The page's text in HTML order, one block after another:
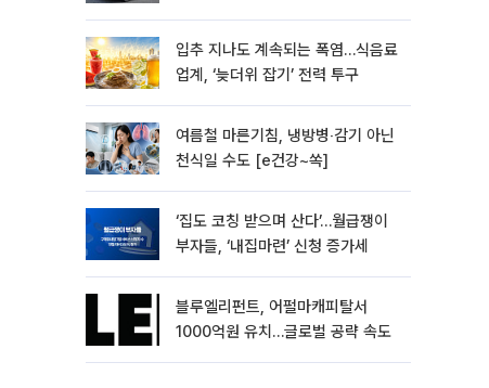
입추 지나도 계속되는 폭염…식음료
업계, ‘늦더위 잡기’ 전력 투구
여름철 마른기침, 냉방병‧감기 아닌
천식일 수도 [e건강~쏙]
‘집도 코칭 받으며 산다’…월급쟁이
부자들, ‘내집마련’ 신청 증가세
블루엘리펀트, 어펄마캐피탈서
1000억원 유치…글로벌 공략 속도